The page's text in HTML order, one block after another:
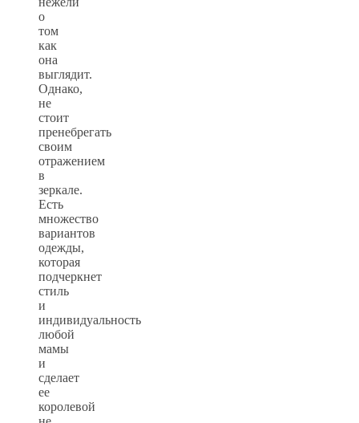
о
том
как
она
выглядит.
Однако,
не
стоит
пренебрегать
своим
отражением
в
зеркале.
Есть
множество
вариантов
одежды,
которая
подчеркнет
стиль
и
индивидуальность
любой
мамы
и
сделает
ее
королевой